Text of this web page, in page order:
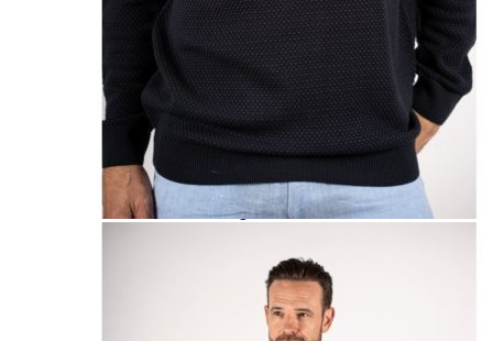
Miesten yöasut
Miesten aamutakit ja kylpytakit
Miesten takit
Miesten nahkatakit
Miesten kevät-ja syystakit
Miesten villakangastakit
Miesten talvitakit
NAISET
Naisten paidat
Naisten colleget